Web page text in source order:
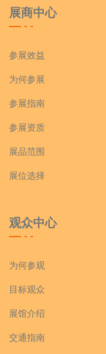
展商中心
参展效益
为何参展
参展指南
参展资质
展品范围
展位选择
观众中心
为何参观
目标观众
展馆介绍
交通指南